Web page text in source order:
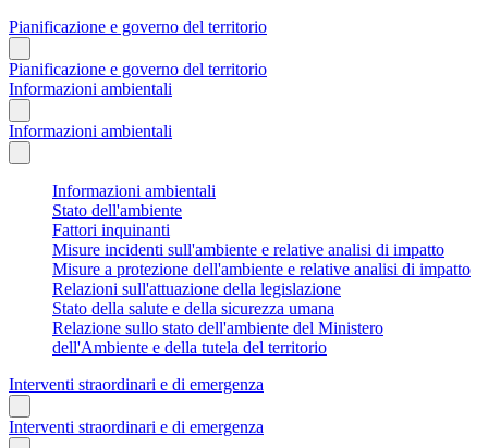
Pianificazione e governo del territorio
Pianificazione e governo del territorio
Informazioni ambientali
Informazioni ambientali
Informazioni ambientali
Stato dell'ambiente
Fattori inquinanti
Misure incidenti sull'ambiente e relative analisi di impatto
Misure a protezione dell'ambiente e relative analisi di impatto
Relazioni sull'attuazione della legislazione
Stato della salute e della sicurezza umana
Relazione sullo stato dell'ambiente del Ministero
dell'Ambiente e della tutela del territorio
Interventi straordinari e di emergenza
Interventi straordinari e di emergenza